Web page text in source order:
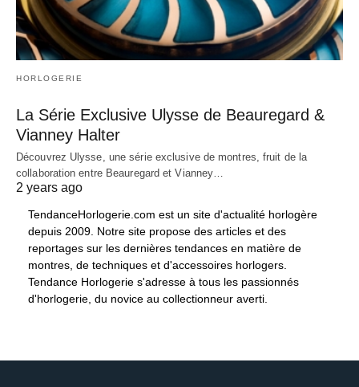
HORLOGERIE
La Série Exclusive Ulysse de Beauregard &
Vianney Halter
Découvrez Ulysse, une série exclusive de montres, fruit de la
collaboration entre Beauregard et Vianney…
2 years ago
TendanceHorlogerie.com est un site d'actualité horlogère
depuis 2009. Notre site propose des articles et des
reportages sur les dernières tendances en matière de
montres, de techniques et d'accessoires horlogers.
Tendance Horlogerie s'adresse à tous les passionnés
d'horlogerie, du novice au collectionneur averti.